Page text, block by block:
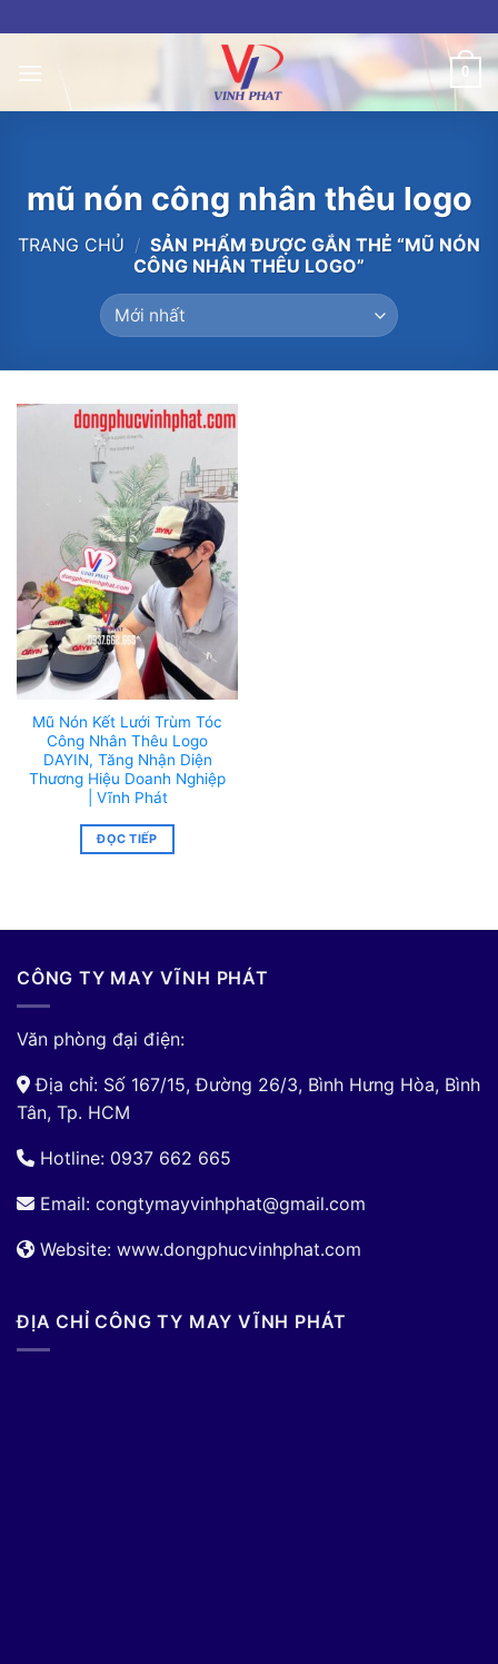
to
content
0
mũ nón công nhân thêu logo
TRANG CHỦ / SẢN PHẨM ĐƯỢC GẮN THẺ “MŨ NÓN
CÔNG NHÂN THÊU LOGO”
Mũ Nón Kết Lưới Trùm Tóc
Công Nhân Thêu Logo
DAYIN, Tăng Nhận Diện
Thương Hiệu Doanh Nghiệp
| Vĩnh Phát
ĐỌC TIẾP
CÔNG TY MAY VĨNH PHÁT
Văn phòng đại điện:
Địa chỉ: Số 167/15, Đường 26/3, Bình Hưng Hòa, Bình
Tân, Tp. HCM
Hotline: 0937 662 665
Email: congtymayvinhphat@gmail.com
Website: www.dongphucvinhphat.com
ĐỊA CHỈ CÔNG TY MAY VĨNH PHÁT